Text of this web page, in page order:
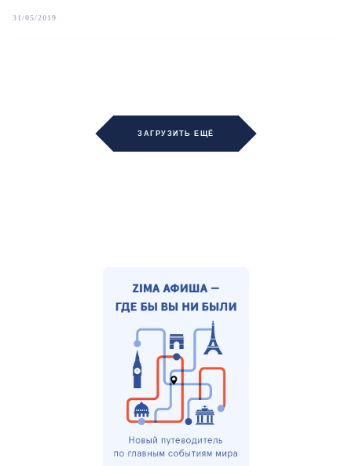
31/05/2019
ЗАГРУЗИТЬ ЕЩЁ